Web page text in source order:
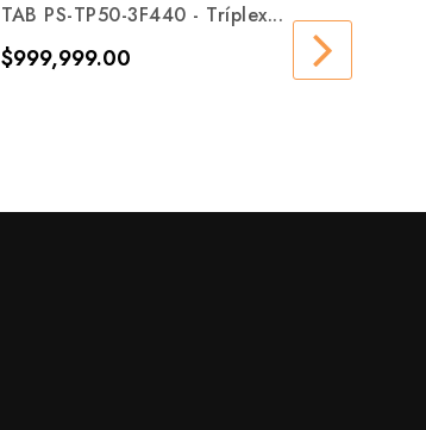
TAB PS-TP50-3F440 - Tríplex...
Precio
$999,999.00